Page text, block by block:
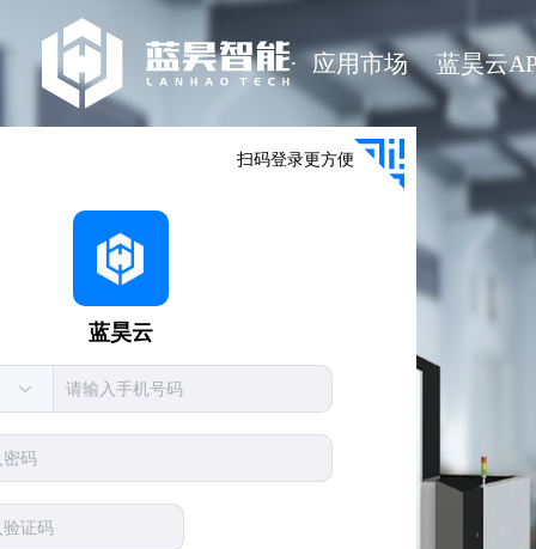
· 应用市场 蓝昊云
扫码登录更方便
蓝昊云